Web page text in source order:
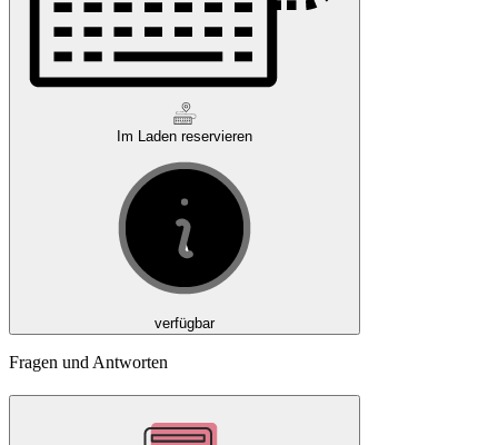
Im Laden reservieren
verfügbar
Fragen und Antworten